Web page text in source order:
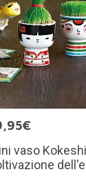
vaso